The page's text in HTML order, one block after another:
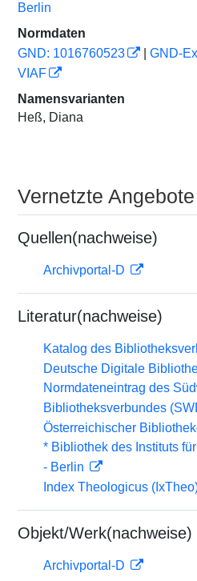
Berlin
Normdaten
GND: 1016760523
GND-
VIAF
Namensvarianten
Heß, Diana
Vernetzte Angebote
Quellen(nachweise)
Archivportal-D
Literatur(nachweise)
Katalog des
Deutsche Digitale
Normdateneintrag des
Bibliotheksverbundes
Österreichischer
* Bibliothek des Instituts
- Berlin
Index Theologicus
Objekt/Werk(nachweise)
Archivportal-D